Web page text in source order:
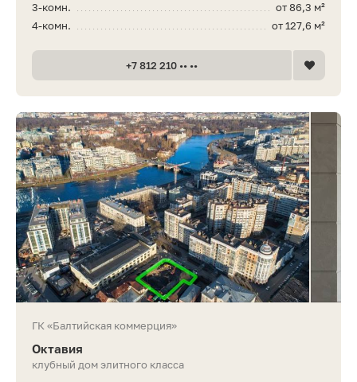
от 86,3 м²
3-комн.
от 127,6 м²
4-комн.
+7 812 210 •• ••
ГК «Балтийская коммерция»
Октавия
клубный дом элитного класса